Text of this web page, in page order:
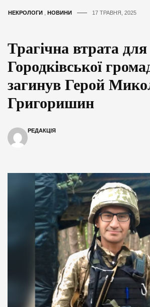
НЕКРОЛОГИ НОВИНИ 17 ТРАВНЯ, 2025
Трагічна втрата для
Городківської
загинув Герой
Григоришин
РЕДАКЦІЯ